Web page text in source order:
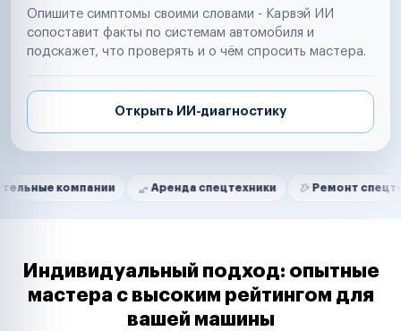
Опишите симптомы своими словами - Карвэй ИИ
сопоставит факты по системам автомобиля и
подскажет, что проверять и о чём спросить мастера.
Открыть ИИ-диагностику
Нам доверяют
Аренда спецтехники Ремонт спецтехники
Маркетплейсы
Таксопарки
Автодилеры
Индивидуальный подход: опытные
мастера с высоким рейтингом для
вашей машины